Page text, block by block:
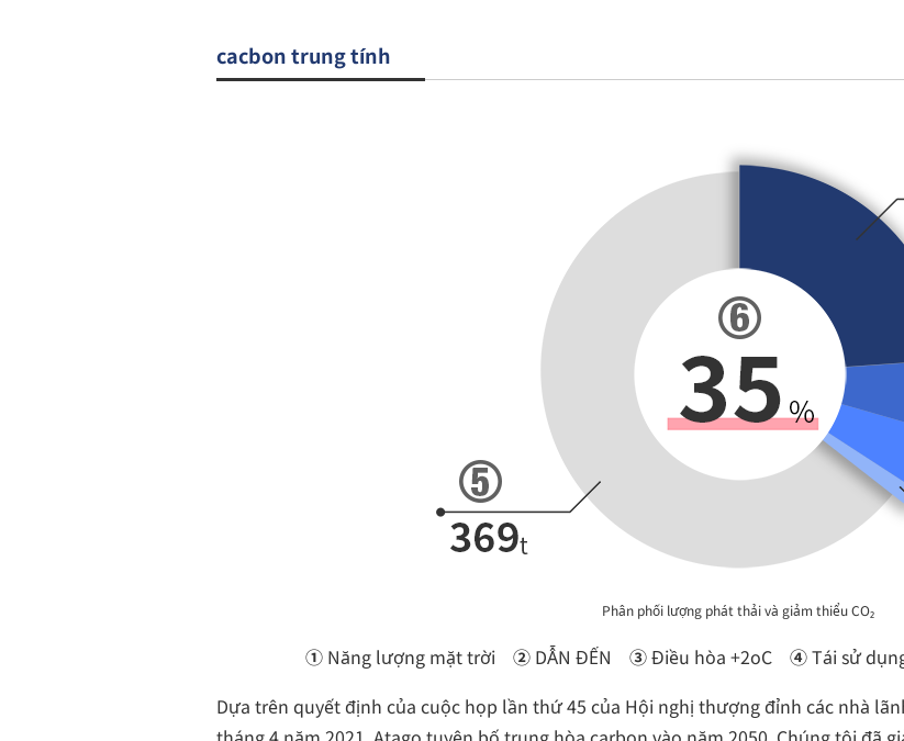
cacbon trung tính
Phân phối lượng phát thải và giảm thiểu CO₂
① Năng lượng mặt trời ② DẪN ĐẾN ③Điều hòa +2oC ④Tái sử
Dựa trên quyết định của cuộc họp lần thứ 45 của Hội nghị thượng đỉnh các nhà